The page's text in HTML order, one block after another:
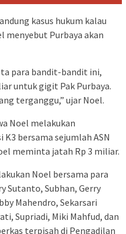
kasus hukum kalau
menyebut Purbaya akan
para bandit-bandit ini,
untuk gigit Pak Purbaya.
terganggu,” ujar Noel.
Noel melakukan
bersama sejumlah ASN
meminta jatah Rp 3 miliar.
Noel bersama para
Sutanto, Subhan, Gerry
Mahendro, Sekarsari
Supriadi, Miki Mahfud, dan
terpisah di Pengadilan